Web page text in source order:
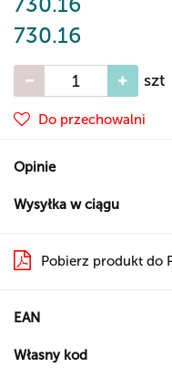
730.16
szt
Do przechowalni
Opinie
Wysyłka w ciągu
Pobierz produkt do
EAN
Własny kod